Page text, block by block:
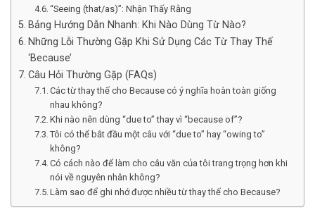
“Seeing (that/as)”: Nhận Thấy Rằng
Bảng Hướng Dẫn Nhanh: Khi Nào Dùng Từ Nào?
Những Lỗi Thường Gặp Khi Sử Dụng Các Từ Thay Thế
‘Because’
Câu Hỏi Thường Gặp (FAQs)
Các từ thay thế cho Because có ý nghĩa hoàn toàn giống
nhau không?
Khi nào nên dùng “due to” thay vì “because of”?
Tôi có thể bắt đầu một câu với “due to” hay “owing to”
không?
Có cách nào để làm cho câu văn của tôi trang trọng hơn khi
nói về nguyên nhân không?
Làm sao để ghi nhớ được nhiều từ thay thế cho Because?